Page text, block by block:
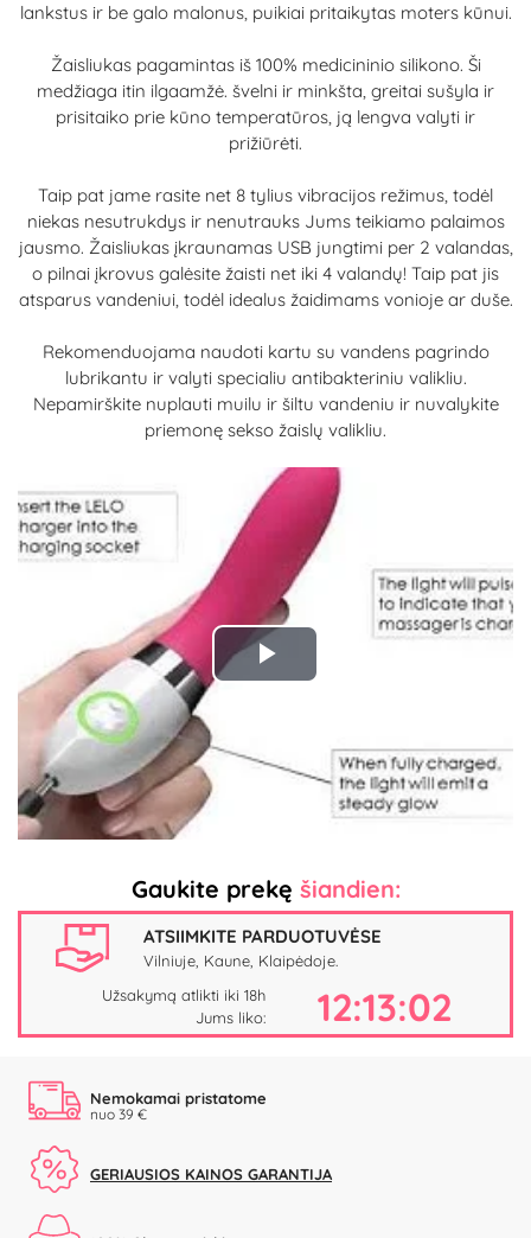
lankstus ir be galo malonus, puikiai pritaikytas moters kūnui.
Žaisliukas pagamintas iš 100% medicininio silikono. Ši
medžiaga itin ilgaamžė. švelni ir minkšta, greitai sušyla ir
prisitaiko prie kūno temperatūros, ją lengva valyti ir
prižiūrėti.
Taip pat jame rasite net 8 tylius vibracijos režimus, todėl
niekas nesutrukdys ir nenutrauks Jums teikiamo palaimos
jausmo. Žaisliukas įkraunamas USB jungtimi per 2 valandas,
o pilnai įkrovus galėsite žaisti net iki 4 valandų! Taip pat jis
atsparus vandeniui, todėl idealus žaidimams vonioje ar duše.
Rekomenduojama naudoti kartu su vandens pagrindo
lubrikantu ir valyti specialiu antibakteriniu valikliu.
Nepamirškite nuplauti muilu ir šiltu vandeniu ir nuvalykite
priemonę sekso žaislų valikliu.
Play
Gaukite prekę šiandien:
ATSIIMKITE PARDUOTUVĖSE
Vilniuje, Kaune, Klaipėdoje.
Užsakymą atlikti iki 18h
Jums liko:
12:13:01
Nemokamai pristatome
nuo 39 €
GERIAUSIOS KAINOS GARANTIJA